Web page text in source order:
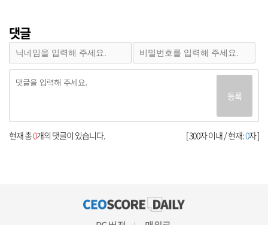
댓글
등록
[ 300자 이내 / 현재:0자 ]
현재 총0개의 댓글이 있습니다.